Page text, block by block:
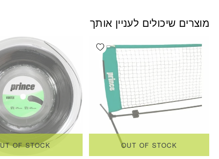
מוצרים שיכולים לעניין אותך
Add wishlist
OUT OF STOCK
OF STOCK